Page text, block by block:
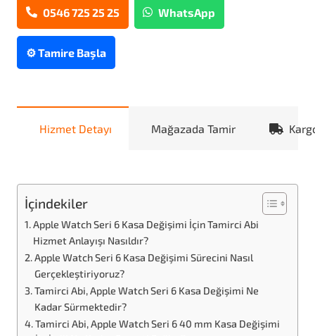
0546 725 25 25 WhatsApp
⚙️ Tamire Başla
Hizmet Detayı Mağazada Tamir
İçindekiler
Apple Watch Seri 6 Kasa Değişimi İçin Tamirci Abi
Hizmet Anlayışı Nasıldır?
Apple Watch Seri 6 Kasa Değişimi Sürecini Nasıl
Gerçekleştiriyoruz?
Tamirci Abi, Apple Watch Seri 6 Kasa Değişimi Ne
Kadar Sürmektedir?
Tamirci Abi, Apple Watch Seri 6 40 mm Kasa Değişimi